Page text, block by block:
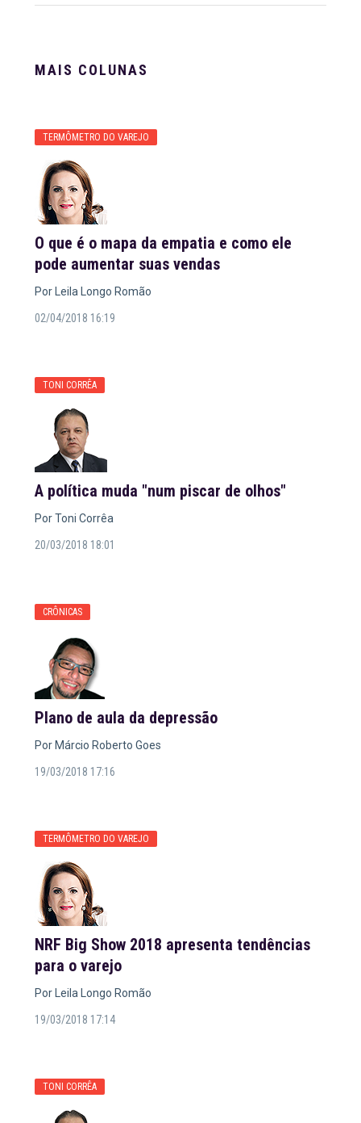
MAIS COLUNAS
TERMÔMETRO DO VAREJO
O que é o mapa da empatia e como ele
pode aumentar suas vendas
Por Leila Longo Romão
02/04/2018 16:19
TONI CORRÊA
A política muda "num piscar de olhos"
Por Toni Corrêa
20/03/2018 18:01
CRÔNICAS
Plano de aula da depressão
Por Márcio Roberto Goes
19/03/2018 17:16
TERMÔMETRO DO VAREJO
NRF Big Show 2018 apresenta tendências
para o varejo
Por Leila Longo Romão
19/03/2018 17:14
TONI CORRÊA